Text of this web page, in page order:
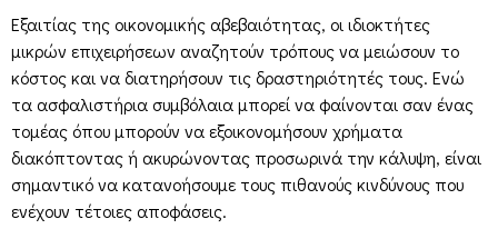
Εξαιτίας της οικονομικής αβεβαιότητας, οι ιδιοκτήτες
μικρών επιχειρήσεων αναζητούν τρόπους να μειώσουν το
κόστος και να διατηρήσουν τις δραστηριότητές τους. Ενώ
τα ασφαλιστήρια συμβόλαια μπορεί να φαίνονται σαν ένας
τομέας όπου μπορούν να εξοικονομήσουν χρήματα
διακόπτοντας ή ακυρώνοντας προσωρινά την κάλυψη, είναι
σημαντικό να κατανοήσουμε τους πιθανούς κινδύνους που
ενέχουν τέτοιες αποφάσεις.